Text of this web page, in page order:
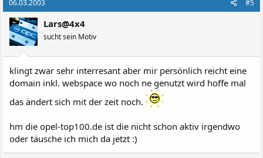
06.03.2003 #5
Lars@4x4
sucht sein Motiv
klingt zwar sehr interresant aber mir persönlich reicht eine
domain inkl. webspace wo noch ne genutzt wird hoffe mal
das ändert sich mit der zeit noch.
hm die opel-top100.de ist die nicht schon aktiv irgendwo
oder täusche ich mich da jetzt :)